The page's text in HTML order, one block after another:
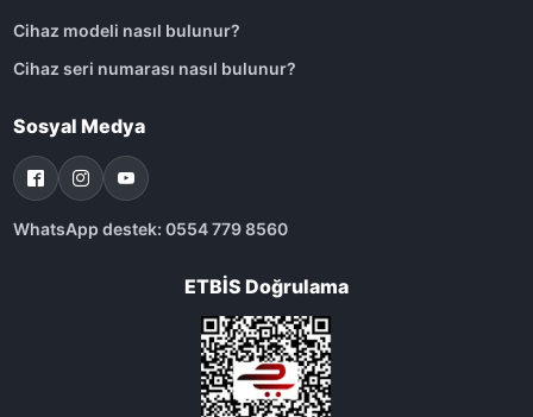
Cihaz modeli nasıl bulunur?
Cihaz seri numarası nasıl bulunur?
Sosyal Medya
WhatsApp destek: 0554 779 8560
ETBİS Doğrulama